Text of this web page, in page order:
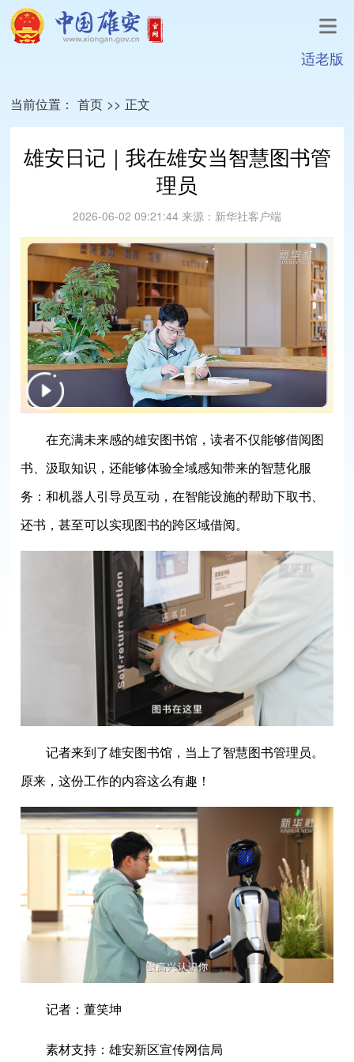
适老版
当前位置： 首页 >> 正文
雄安日记｜我在雄安当智慧图书管
理员
2026-06-02 09:21:44 来源： 新华社客户端
在充满未来感的雄安图书馆，读者不仅能够借阅图
书、汲取知识，还能够体验全域感知带来的智慧化服
务：和机器人引导员互动，在智能设施的帮助下取书、
还书，甚至可以实现图书的跨区域借阅。
记者来到了雄安图书馆，当上了智慧图书管理员。
原来，这份工作的内容这么有趣！
记者：董笑坤
素材支持：雄安新区宣传网信局